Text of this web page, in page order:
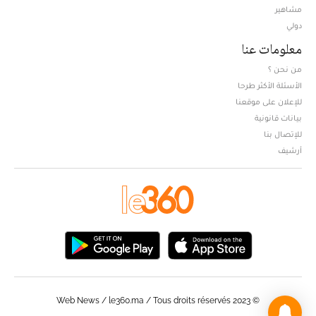
مشاهير
دولي
معلومات عنا
من نحن ؟
الأسئلة الأكثر طرحا
للإعلان على موقعنا
بيانات قانونية
للإتصال بنا
أرشيف
© Web News / le360.ma / Tous droits réservés 2023